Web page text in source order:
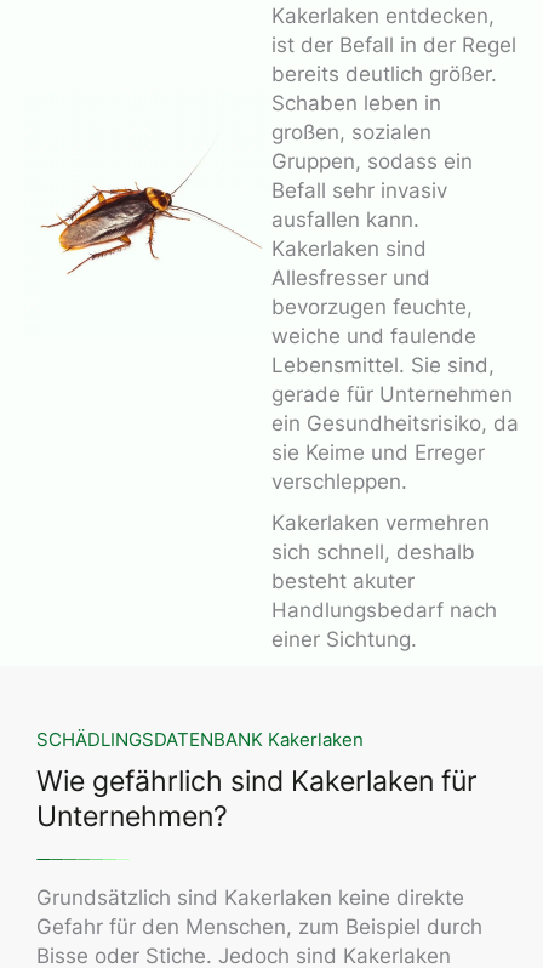
Kakerlaken entdecken,
ist der Befall in der Regel
bereits deutlich größer.
Schaben leben in
großen, sozialen
Gruppen, sodass ein
Befall sehr invasiv
ausfallen kann.
Kakerlaken sind
Allesfresser und
bevorzugen feuchte,
weiche und faulende
Lebensmittel. Sie sind,
gerade für Unternehmen
ein Gesundheitsrisiko, da
sie Keime und Erreger
verschleppen.
Kakerlaken vermehren
sich schnell, deshalb
besteht akuter
Handlungsbedarf nach
einer Sichtung.
SCHÄDLINGSDATENBANK Kakerlaken
Wie gefährlich sind Kakerlaken für
Unternehmen?
Grundsätzlich sind Kakerlaken keine direkte
Gefahr für den Menschen, zum Beispiel durch
Bisse oder Stiche. Jedoch sind Kakerlaken